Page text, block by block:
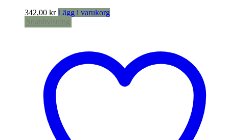
342,00 kr Lägg i varukorg
Snabbvisning